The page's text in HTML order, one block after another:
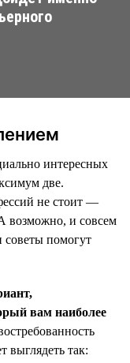
интересных
две.
не стоит —
возможно, и совсем
советы помогут
вам наиболее
выглядеть так: